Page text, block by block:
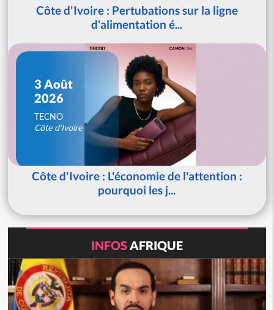
Côte d'Ivoire : Pertubations sur la ligne
d'alimentation é...
3 Août
2026
TECNO
Côte d'Ivoire
Côte d'Ivoire : L'économie de l'attention :
pourquoi les j...
INFOSAFRIQUE